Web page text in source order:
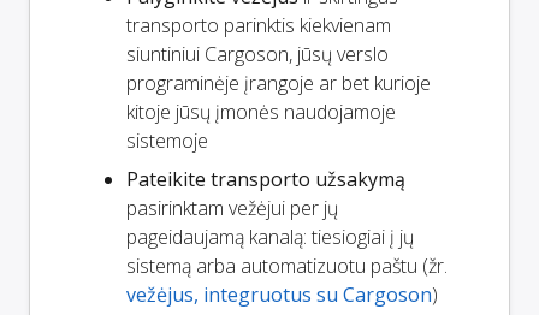
transporto parinktis kiekvienam
siuntiniui Cargoson, jūsų verslo
programinėje įrangoje ar bet kurioje
kitoje jūsų įmonės naudojamoje
sistemoje
Pateikite transporto užsakymą
pasirinktam vežėjui per jų
pageidaujamą kanalą: tiesiogiai į jų
sistemą arba automatizuotu paštu (žr.
vežėjus, integruotus su Cargoson)